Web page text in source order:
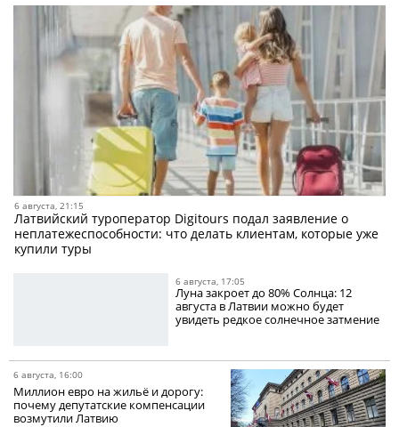
6 августа, 21:15
Латвийский туроператор Digitours подал заявление о
неплатежеспособности: что делать клиентам, которые уже
купили туры
6 августа, 17:05
Луна закроет до 80% Солнца: 12
августа в Латвии можно будет
увидеть редкое солнечное затмение
6 августа, 16:00
Миллион евро на жильё и дорогу:
почему депутатские компенсации
возмутили Латвию